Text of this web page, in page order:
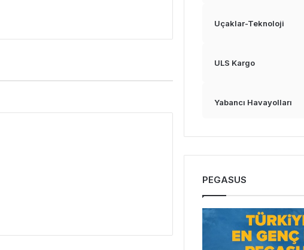
Uçaklar-Teknoloji
ULS Kargo
Yabancı Havayolları
PEGASUS